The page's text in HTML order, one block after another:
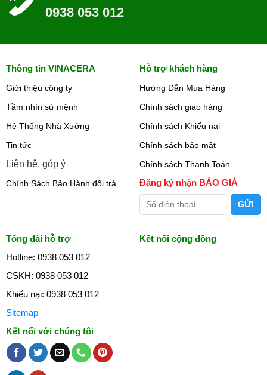
0938 053 012
Thông tin VINACERA
Giới thiệu công ty
Tầm nhìn sứ mệnh
Hệ Thống Nhà Xưởng
Tin tức
Liên hệ, góp ý
Chính Sách Bảo Hành đổi trả
Hỗ trợ khách hàng
Hướng Dẫn Mua Hàng
Chính sách giao hàng
Chính sách Khiếu nại
Chính sách bảo mật
Chính sách Thanh Toán
Đăng ký nhận BÁO GIÁ
Tổng đài hỗ trợ
Hotline: 0938 053 012
CSKH: 0938 053 012
Khiếu nại: 0938 053 012
Sitemap
Kết nối với chúng tôi
Kết nối cộng đồng